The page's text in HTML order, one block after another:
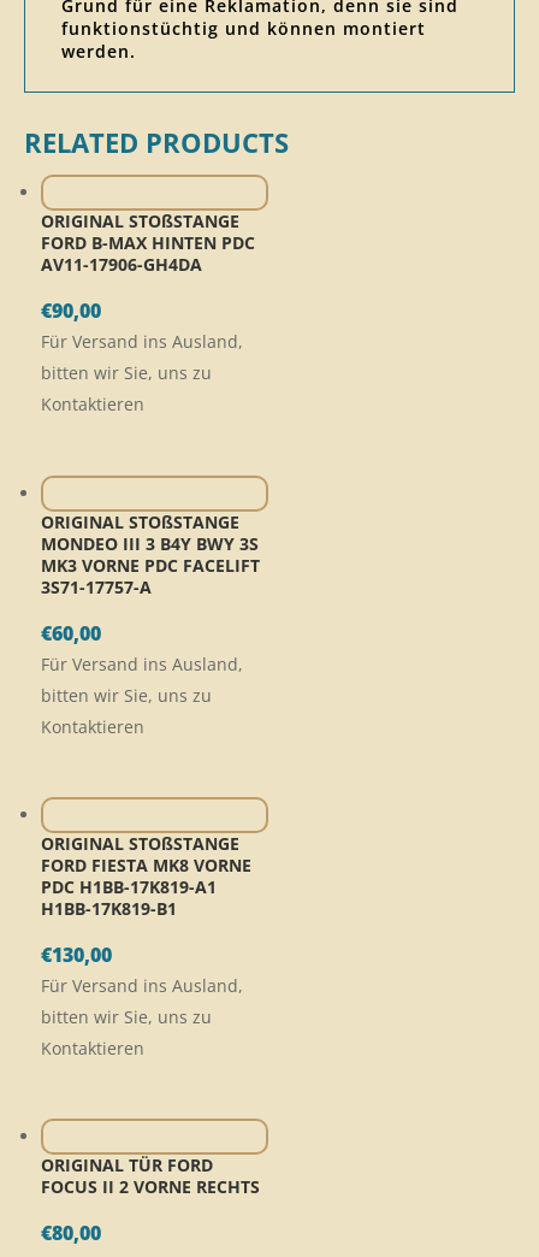
Grund für eine Reklamation, denn sie sind
funktionstüchtig und können montiert
werden.
RELATED PRODUCTS
ORIGINAL STOßSTANGE
FORD B-MAX HINTEN PDC
AV11-17906-GH4DA
€90,00
Für Versand ins Ausland,
bitten wir Sie, uns zu
Kontaktieren
ORIGINAL STOßSTANGE
MONDEO III 3 B4Y BWY 3S
MK3 VORNE PDC FACELIFT
3S71-17757-A
€60,00
Für Versand ins Ausland,
bitten wir Sie, uns zu
Kontaktieren
ORIGINAL STOßSTANGE
FORD FIESTA MK8 VORNE
PDC H1BB-17K819-A1
H1BB-17K819-B1
€130,00
Für Versand ins Ausland,
bitten wir Sie, uns zu
Kontaktieren
ORIGINAL TÜR FORD
FOCUS II 2 VORNE RECHTS
€80,00